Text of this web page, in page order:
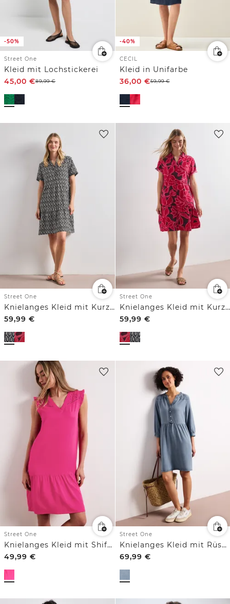
-50%
Street One
Kleid mit Lochstickerei
45,00 €89,99€
-40%
CECIL
Kleid in Unifarbe
36,00 €59,99€
Street One
Knielanges Kleid mit Kurzarm und Print
59,99 €
Street One
Knielanges Kleid mit Kurzarm und Print
59,99 €
Street One
Knielanges Kleid mit Shiffley-Details
49,99 €
Street One
Knielanges Kleid mit Rüschen im Denim-Look
69,99 €